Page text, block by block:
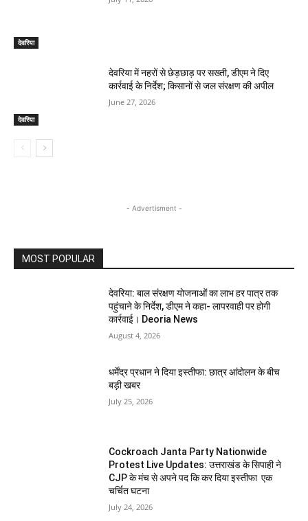
देवरिया
देवरिया
देवरिया में नहरों से छेड़छाड़ पर सख्ती, डीएम ने दिए
कार्रवाई के निर्देश; किसानों से जल संरक्षण की अपील
June 27, 2026
- Advertisment -
MOST POPULAR
देवरिया: बाल संरक्षण योजनाओं का लाभ हर पात्र तक
पहुंचाने के निर्देश, डीएम ने कहा- लापरवाही पर होगी
कार्रवाई। Deoria News
August 4, 2026
धर्मेंद्र प्रधान ने दिया इस्तीफा: छात्र आंदोलन के बीच
बड़ी खबर
July 25, 2026
Cockroach Janta Party Nationwide
Protest Live Updates: उत्तराखंड के सिपाही ने
CJP के मंच से अपने पद कि कर दिया इस्तीफा एक
चर्चित घटना
July 24, 2026